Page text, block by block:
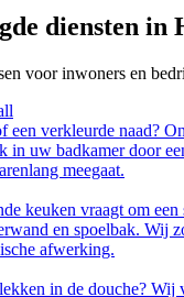
diensten in
voor inwoners en
een verkleurde naad?
in uw badkamer door
meegaat.
keuken vraagt om een
en spoelbak. Wij
afwerking.
in de douche? Wij